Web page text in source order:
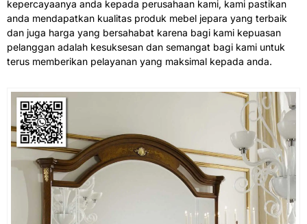
kepercayaanya anda kepada perusahaan kami, kami pastikan
anda mendapatkan kualitas produk mebel jepara yang terbaik
dan juga harga yang bersahabat karena bagi kami kepuasan
pelanggan adalah kesuksesan dan semangat bagi kami untuk
terus memberikan pelayanan yang maksimal kepada anda.